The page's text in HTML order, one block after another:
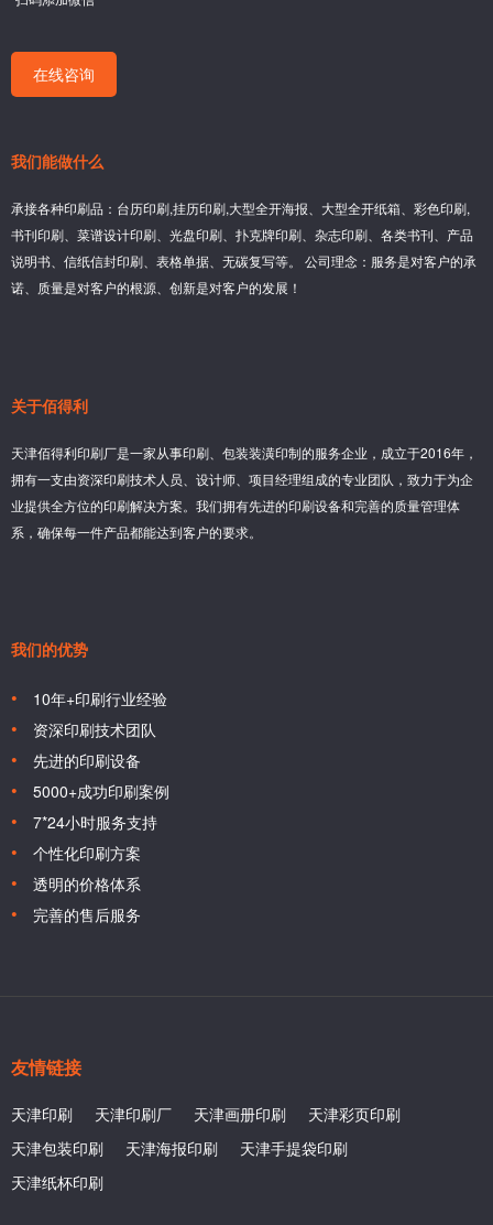
在线咨询
我们能做什么
承接各种印刷品：台历印刷,挂历印刷,大型全开海报、大型全开纸箱、彩色印刷,
书刊印刷、菜谱设计印刷、光盘印刷、扑克牌印刷、杂志印刷、各类书刊、产品
说明书、信纸信封印刷、表格单据、无碳复写等。 公司理念：服务是对客户的承
诺、质量是对客户的根源、创新是对客户的发展！
关于佰得利
天津佰得利印刷厂是一家从事印刷、包装装潢印制的服务企业，成立于2016年，
拥有一支由资深印刷技术人员、设计师、项目经理组成的专业团队，致力于为企
业提供全方位的印刷解决方案。我们拥有先进的印刷设备和完善的质量管理体
系，确保每一件产品都能达到客户的要求。
我们的优势
10年+印刷行业经验
资深印刷技术团队
先进的印刷设备
5000+成功印刷案例
7*24小时服务支持
个性化印刷方案
透明的价格体系
完善的售后服务
友情链接
天津印刷 天津印刷厂 天津画册印刷
天津彩页印刷
天津包装印刷
天津海报印刷
天津手提袋印刷
天津纸杯印刷